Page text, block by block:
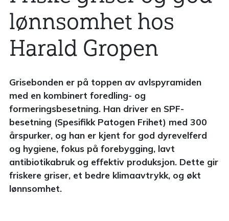
lønnsomhet hos
Harald Gropen
Grisebonden er på toppen av avlspyramiden
med en kombinert foredling- og
formeringsbesetning. Han driver en SPF-
besetning (Spesifikk Patogen Frihet) med 300
årspurker, og han er kjent for god dyrevelferd
og hygiene, fokus på forebygging, lavt
antibiotikabruk og effektiv produksjon. Dette gir
friskere griser, et bedre klimaavtrykk, og økt
lønnsomhet.